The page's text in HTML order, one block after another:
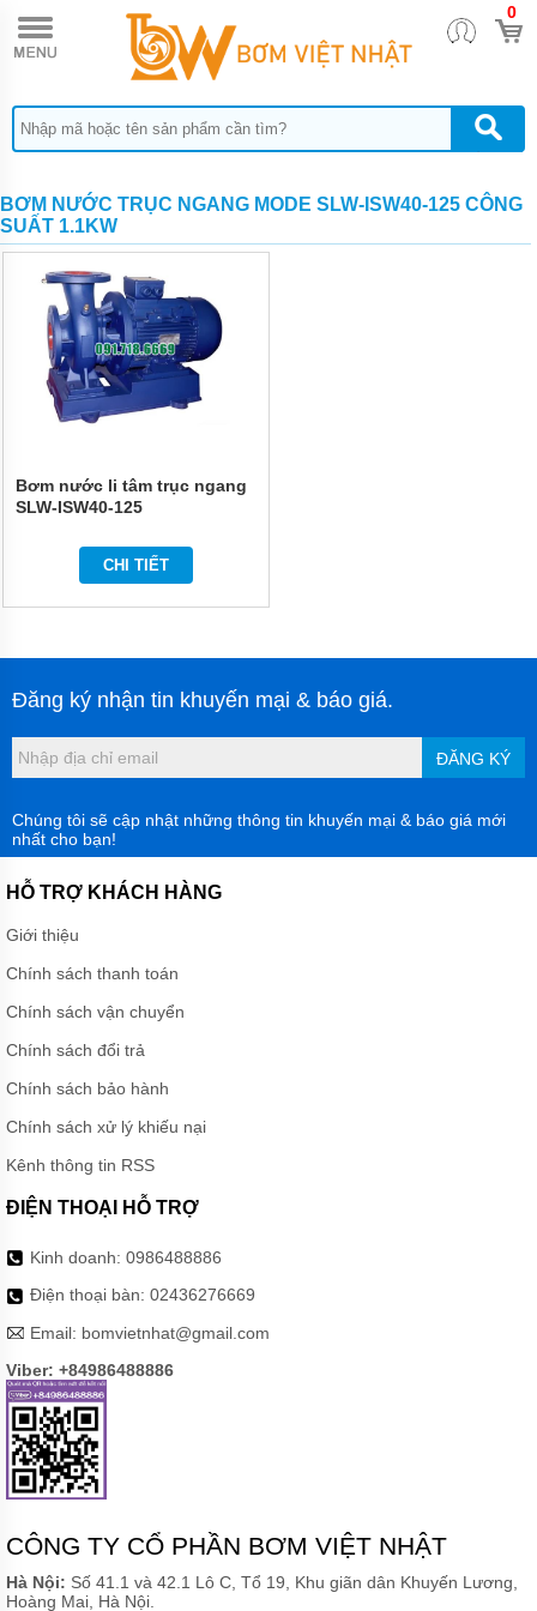
0
TRANG
CHỦ
BƠM
HÚT
BÙN
NẶNG
MUYUAN
SERI MA
MÁY
BƠM
CÔNG
SUẤT
MUYUAN
MÁY
BƠM
HÚT
MÁY
BÙN
SUẤT
CAO
MUYUAN
MHE
MÁY
BƠM
HÚT
CÔNG
LỚN
SERI
BƠM
CÁT SỎI
SERI MG
MÁY
PHỐT
TRỤC
ĐỨNG
MUYUAN
SERI MV
MÁY
BƠM
CHÌM
HÚT
VÁNG
BỌT
MUYUAN
MÁY
BƠM
NẠO
BƠM NƯỚC TRỤC NGANG MODE SLW-ISW40-125 CÔNG
SUẤT 1.1KW
Bơm nước li tâm trục ngang
SLW-ISW40-125
CHI TIẾT
Đăng ký nhận tin khuyến mại & báo giá.
ĐĂNG KÝ
Chúng tôi sẽ cập nhật những thông tin khuyến mại & báo giá mới
nhất cho bạn!
HỖ TRỢ KHÁCH HÀNG
Giới thiệu
Chính sách thanh toán
Chính sách vận chuyển
Chính sách đổi trả
Chính sách bảo hành
Chính sách xử lý khiếu nại
Kênh thông tin RSS
ĐIỆN THOẠI HỖ TRỢ
Kinh doanh: 0986488886
Điện thoại bàn: 02436276669
Email: bomvietnhat@gmail.com
Viber: +84986488886
CÔNG TY CỔ PHẦN BƠM VIỆT NHẬT
Hà Nội: Số 41.1 và 42.1 Lô C, Tổ 19, Khu giãn dân Khuyến Lương,
Hoàng Mai, Hà Nội.